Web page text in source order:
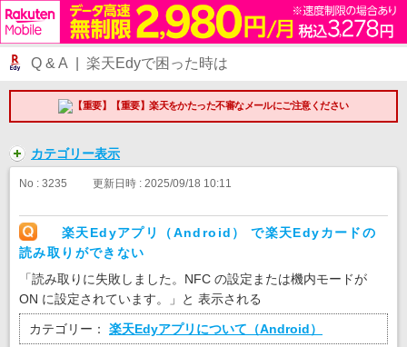
Q & A | 楽天Edyで困った時は
【重要】楽天をかたった不審なメールにご注意ください
カテゴリー表示
No : 3235 更新日時 : 2025/09/18 10:11
楽天Edyアプリ（Android） で楽天Edyカードの
読み取りができない
「読み取りに失敗しました。NFC の設定または機内モードが
ON に設定されています。」と 表示される
カテゴリー： 楽天Edyアプリについて（Android）